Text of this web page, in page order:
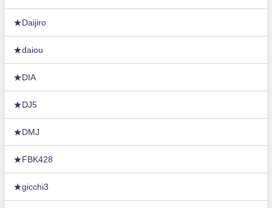
★Daijiro
★daiou
★DIA
★DJ5
★DMJ
★FBK428
★gicchi3